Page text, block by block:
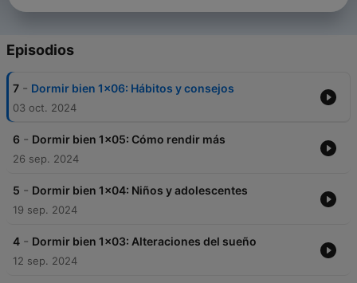
Episodios
7 - Dormir bien 1x06: Hábitos y consejos
03 oct. 2024
6 - Dormir bien 1x05: Cómo rendir más
26 sep. 2024
5 - Dormir bien 1x04: Niños y adolescentes
19 sep. 2024
4 - Dormir bien 1x03: Alteraciones del sueño
12 sep. 2024